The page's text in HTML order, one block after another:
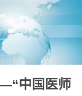
中国医师